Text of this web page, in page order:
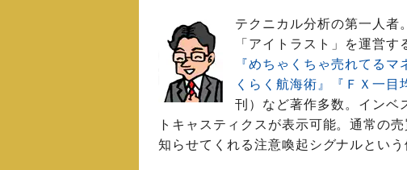
テクニカル分析の第一人者
「アイトラスト」を運営す
『めちゃくちゃ売れてる
くらく航海術』
『ＦＸ一目
刊）など著作多数。インベ
トキャスティクスが表示可能。通常の
知らせてくれる注意喚起シグナルとい